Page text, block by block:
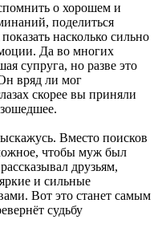
о хорошем и
поделиться
насколько сильно
Да во многих
супруга, но разве это
вряд ли мог
скорее вы приняли
Вместо поисков
чтобы муж был
друзьям,
и сильные
Вот это станет самым
судьбу